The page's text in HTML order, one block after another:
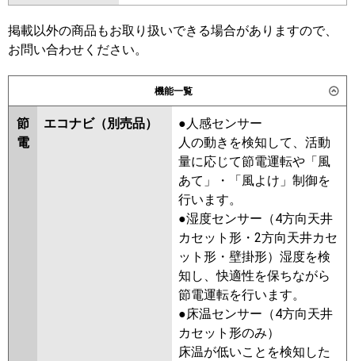
日立 RPI-GP280RSH5
三菱重工 FDUV2806H6A
PA-P280E7HNC
SZRM280B SZRMH280A
SZRM280A SZZMH280CJ
SZZM280CJ
東芝 RDSA28013MUB ADSA28027MU
ADSA28017MU
三菱電機 PEZ-ERMP280E5
PEZ-
ERMP280E4 PEZ-ERMP280E3
PEZ-ERMP280E2 PEZ-
ERMP280EZ
PEZ-ERP280BY
PEZ-ERP280BV PEZ-ERP280BR
RPI-GP280RSH4 RPI-GP280RSH3
RPI-GP280RSH2 RPI-GP280RSH1
RPI-GP280RSH RPI-AP280SH9
RPI-AP280SH8 RPI-AP280SH7
FDUV2805H5A FDUVP2804H5A
FDUVP2804H5 FDUVP2804H5S
掲載以外の商品もお取り扱いできる場合がありますので、
お問い合わせください。
機能一覧
節
電
エコナビ（別売品）
●人感センサー
人の動きを検知して、活動
量に応じて節電運転や「風
あて」・「風よけ」制御を
行います。
●湿度センサー（4方向天井
カセット形・2方向天井カセ
ット形・壁掛形）湿度を検
知し、快適性を保ちながら
節電運転を行います。
●床温センサー（4方向天井
カセット形のみ）
床温が低いことを検知した